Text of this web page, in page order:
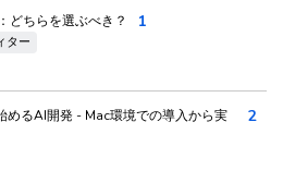
ちらを選ぶべき？
ター
1
めるAI開発 - Mac環境での導入から実
2